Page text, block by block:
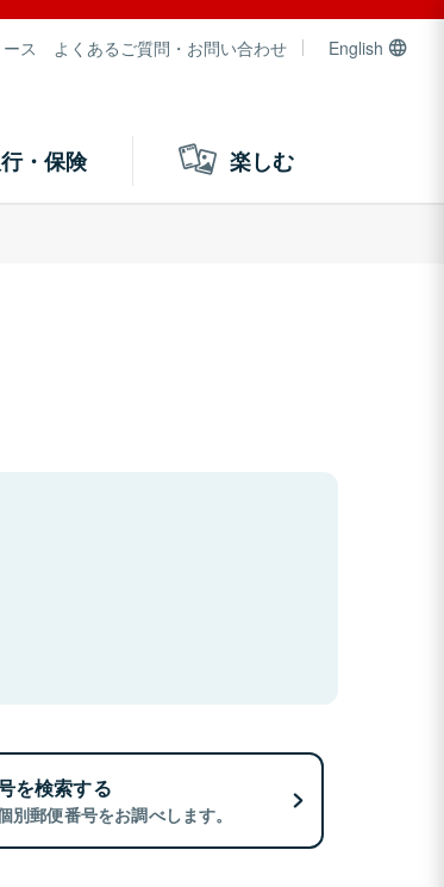
ス よくあるご質問・お問い合わせ English
・保険 楽しむ
を検索する
別郵便番号をお調べします。